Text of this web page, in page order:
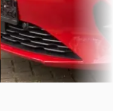
Vergelijk